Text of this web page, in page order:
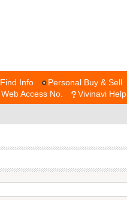
Find Info Personal Buy & Sell
Web Access No. Vivinavi Help